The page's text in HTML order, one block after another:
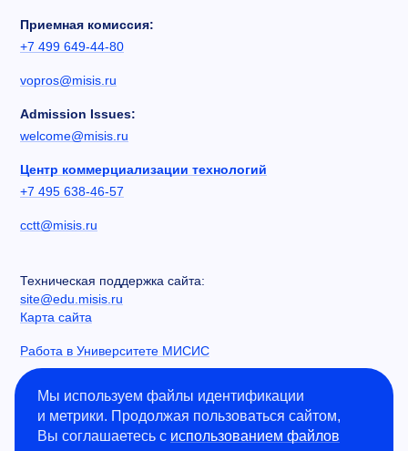
Приемная комиссия:
+7 499 649-44-80
vopros@misis.ru
Admission Issues:
welcome@misis.ru
Центр коммерциализации технологий
+7 495 638-46-57
cctt@misis.ru
Техническая поддержка сайта:
site@edu.misis.ru
Карта сайта
Работа в Университете МИСИС
Сведения об образовательной организации
Информация о закупках
Противодействие коррупции
Мы используем файлы идентификации
и метрики. Продолжая пользоваться сайтом,
Вы соглашаетесь с использованием файлов